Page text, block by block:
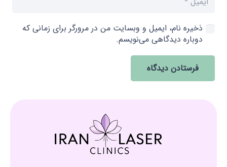
ذخیره نام، ایمیل و وبسایت من در مرورگر برای زمانی که
دوباره دیدگاهی می‌نویسم.
فرستادن دیدگاه